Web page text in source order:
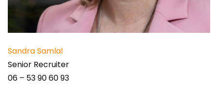
Sandra Samlal
Senior Recruiter
06 – 53 90 60 93